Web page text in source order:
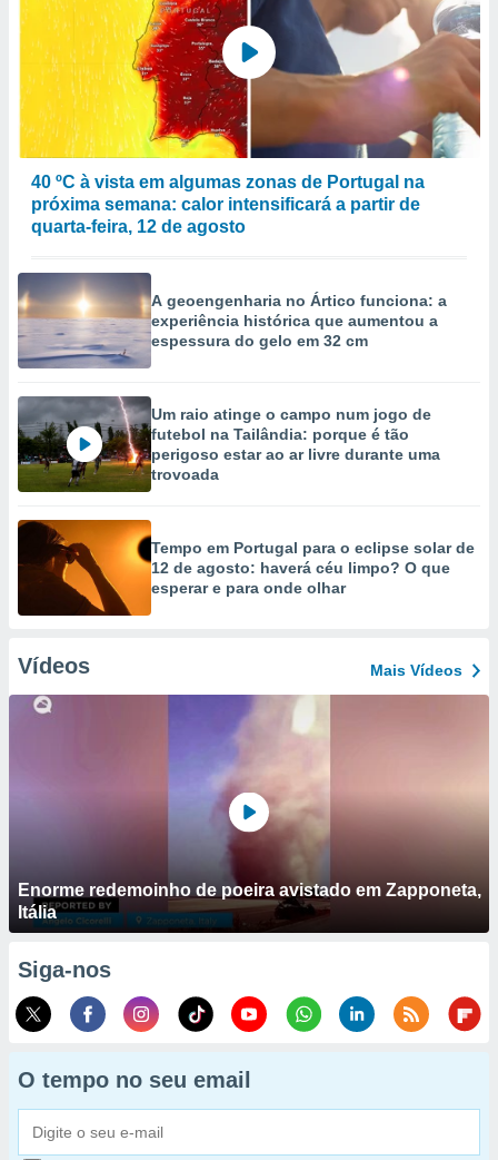
40 ºC à vista em algumas zonas de Portugal na
próxima semana: calor intensificará a partir de
quarta-feira, 12 de agosto
A geoengenharia no Ártico funciona: a
experiência histórica que aumentou a
espessura do gelo em 32 cm
Um raio atinge o campo num jogo de
futebol na Tailândia: porque é tão
perigoso estar ao ar livre durante uma
trovoada
Tempo em Portugal para o eclipse solar de
12 de agosto: haverá céu limpo? O que
esperar e para onde olhar
Vídeos Mais Vídeos
Enorme redemoinho de poeira avistado em Zapponeta,
Itália
Siga-nos
O tempo no seu email